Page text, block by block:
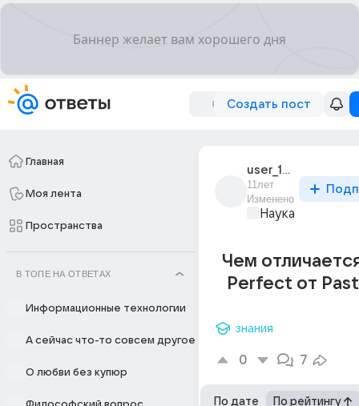
Создать пост
Главная
Моя лента
Пространства
В ТОПЕ НА ОТВЕТАХ
Информационные технологии
А сейчас что-то совсем другое
О любви без купюр
user_192922763
11лет
Изменено
Наука
Чем
Perfect от
знания
0 7
По дате По рейтингу